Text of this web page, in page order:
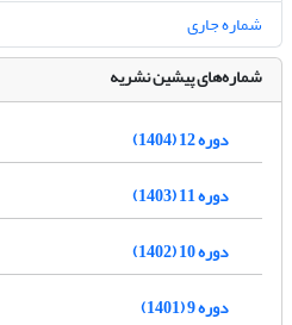
شماره جاری
شماره‌های پیشین نشریه
دوره 12 (1404)
دوره 11 (1403)
دوره 10 (1402)
دوره 9 (1401)